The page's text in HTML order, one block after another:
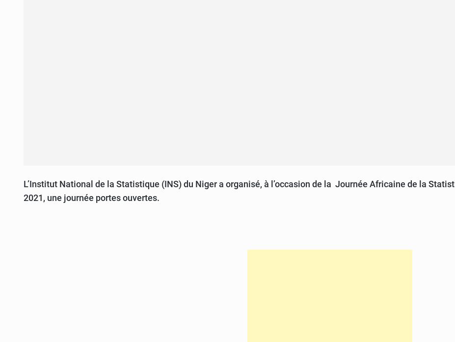
L’Institut National de la Statistique (INS) du Niger a organisé, à l’occasion de la Journée Africaine de la
2021, une journée portes ouvertes.